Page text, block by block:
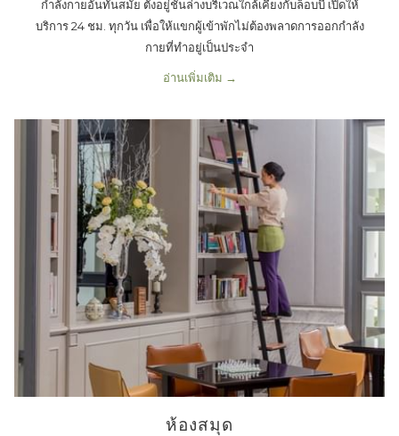
กำลังกายอันทันสมัย ตั้งอยู่ชั้นล่างบริเวณใกล้เคียงกับล็อบบี้ เปิดให้
บริการ 24 ชม. ทุกวัน เพื่อให้แขกผู้เข้าพักไม่ต้องพลาดการออกกำลัง
กายที่ทำอยู่เป็นประจำ
อ่านเพิ่มเติม
ห้องสมุด